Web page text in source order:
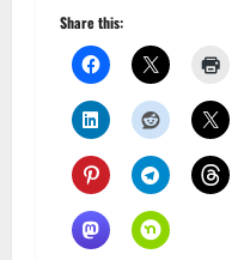
Share this: